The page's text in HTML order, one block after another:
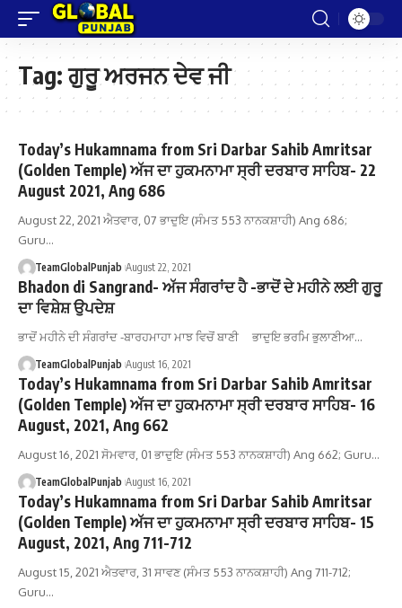
Tag:ਗੁਰੂ ਅਰਜਨ ਦੇਵ ਜੀ
Today’s Hukamnama from Sri Darbar Sahib Amritsar
(Golden Temple) ਅੱਜ ਦਾ ਹੁਕਮਨਾਮਾ ਸ੍ਰੀ ਦਰਬਾਰ ਸਾਹਿਬ- 22
August 2021, Ang 686
August 22, 2021 ਐਤਵਾਰ, 07 ਭਾਦੁਇ (ਸੰਮਤ 553 ਨਾਨਕਸ਼ਾਹੀ) Ang 686;
Guru…
TeamGlobalPunjab August 22, 2021
Bhadon di Sangrand- ਅੱਜ ਸੰਗਰਾਂਦ ਹੈ -ਭਾਦੋਂ ਦੇ ਮਹੀਨੇ ਲਈ ਗੁਰੂ
ਦਾ ਵਿਸ਼ੇਸ਼ ਉਪਦੇਸ਼
ਭਾਦੋਂ ਮਹੀਨੇ ਦੀ ਸੰਗਰਾਂਦ -ਬਾਰਹਮਾਹਾ ਮਾਝ ਵਿਚੋਂ ਬਾਣੀ ਭਾਦੁਇ ਭਰਮਿ ਭੁਲਾਣੀਆ…
TeamGlobalPunjab August 16, 2021
Today’s Hukamnama from Sri Darbar Sahib Amritsar
(Golden Temple) ਅੱਜ ਦਾ ਹੁਕਮਨਾਮਾ ਸ੍ਰੀ ਦਰਬਾਰ ਸਾਹਿਬ- 16
August, 2021, Ang 662
August 16, 2021 ਸੋਮਵਾਰ, 01 ਭਾਦੁਇ (ਸੰਮਤ 553 ਨਾਨਕਸ਼ਾਹੀ) Ang 662; Guru…
TeamGlobalPunjab August 16, 2021
Today’s Hukamnama from Sri Darbar Sahib Amritsar
(Golden Temple) ਅੱਜ ਦਾ ਹੁਕਮਨਾਮਾ ਸ੍ਰੀ ਦਰਬਾਰ ਸਾਹਿਬ- 15
August, 2021, Ang 711-712
August 15, 2021 ਐਤਵਾਰ, 31 ਸਾਵਣ (ਸੰਮਤ 553 ਨਾਨਕਸ਼ਾਹੀ) Ang 711-712;
Guru…